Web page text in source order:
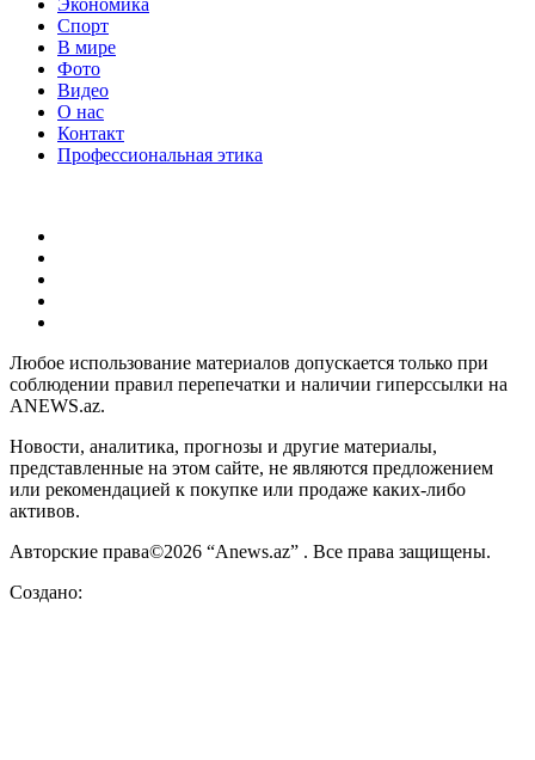
Спорт
В мире
Фото
Видео
О нас
Контакт
Профессиональная этика
Любое использование материалов допускается только при
соблюдении правил перепечатки и наличии гиперссылки на
ANEWS.az.
Новости, аналитика, прогнозы и другие материалы,
представленные на этом сайте, не являются предложением
или рекомендацией к покупке или продаже каких-либо
активов.
Авторские права©2026 “Anews.az” . Все права защищены.
Создано: